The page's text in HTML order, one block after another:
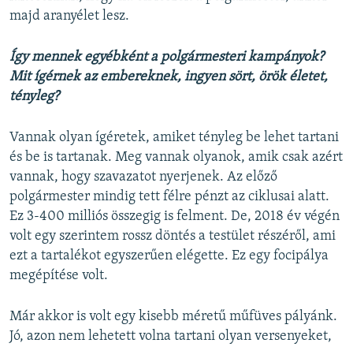
majd aranyélet lesz.
Így mennek egyébként a polgármesteri kampányok?
Mit ígérnek az embereknek, ingyen sört, örök életet,
tényleg?
Vannak olyan ígéretek, amiket tényleg be lehet tartani
és be is tartanak. Meg vannak olyanok, amik csak azért
vannak, hogy szavazatot nyerjenek. Az előző
polgármester mindig tett félre pénzt az ciklusai alatt.
Ez 3-400 milliós összegig is felment. De, 2018 év végén
volt egy szerintem rossz döntés a testület részéről, ami
ezt a tartalékot egyszerűen elégette. Ez egy focipálya
megépítése volt.
Már akkor is volt egy kisebb méretű műfüves pályánk.
Jó, azon nem lehetett volna tartani olyan versenyeket,